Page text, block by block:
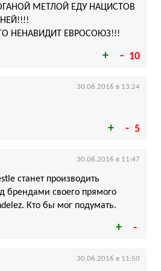
10
МЕТЛОЙ ЕДУ НАЦИСТОВ
НЕНАВИДИТ ЕВРОСОЮЗ!!!
5
30.06.2016 в 13:24
станет производить
брендами своего прямого
Кто бы мог подумать.
30.06.2016 в 11:47
30.06.2016 в 11:50